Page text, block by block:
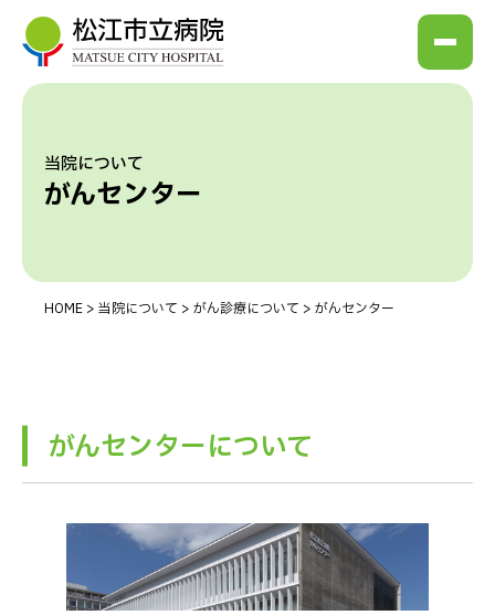
当院について
がんセンター
HOME > 当院について > がん診療について > がんセンター
がんセンターについて